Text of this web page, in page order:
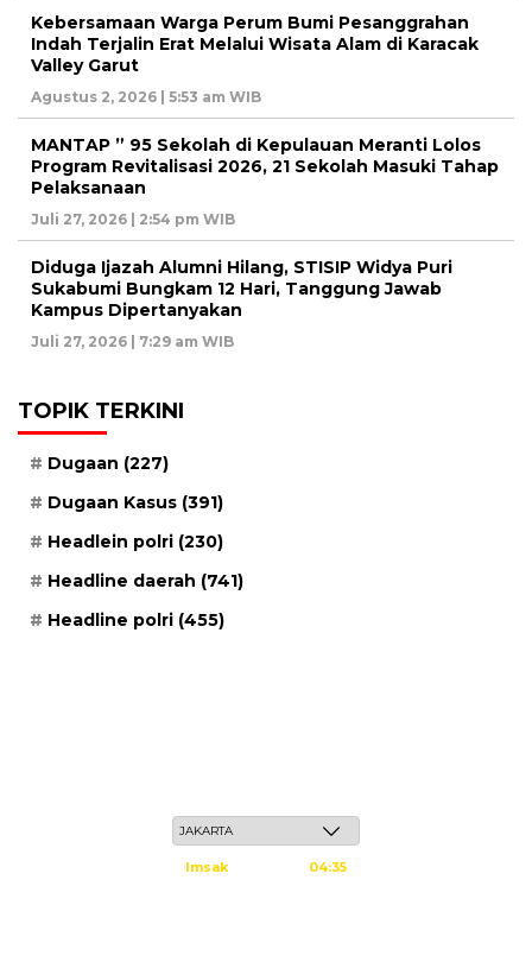
Kebersamaan Warga Perum Bumi Pesanggrahan
Indah Terjalin Erat Melalui Wisata Alam di Karacak
Valley Garut
Agustus 2, 2026 | 5:53 am WIB
MANTAP ” 95 Sekolah di Kepulauan Meranti Lolos
Program Revitalisasi 2026, 21 Sekolah Masuki Tahap
Pelaksanaan
Juli 27, 2026 | 2:54 pm WIB
Diduga Ijazah Alumni Hilang, STISIP Widya Puri
Sukabumi Bungkam 12 Hari, Tanggung Jawab
Kampus Dipertanyakan
Juli 27, 2026 | 7:29 am WIB
TOPIK TERKINI
Dugaan (227)
Dugaan Kasus (391)
Headlein polri (230)
Headline daerah (741)
Headline polri (455)
Imsak 04:35